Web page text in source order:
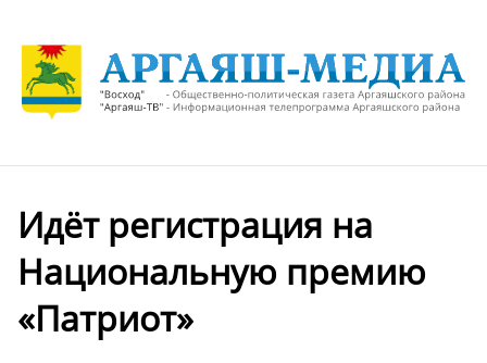
Идёт регистрация на
Национальную премию
«Патриот»